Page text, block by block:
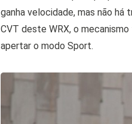
ganha velocidade, mas não há
CVT deste WRX, o
apertar o modo Sport.